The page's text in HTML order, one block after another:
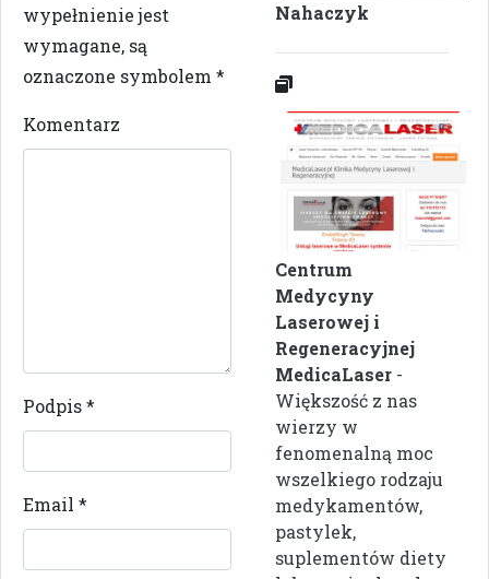
wypełnienie jest
wymagane, są
oznaczone symbolem *
Komentarz
Podpis*
Email *
Nahaczyk
Centrum
Medycyny
Laserowej i
Regeneracyjnej
MedicaLaser -
Większość z nas
wierzy w
fenomenalną moc
wszelkiego rodzaju
medykamentów,
pastylek,
suplementów diety